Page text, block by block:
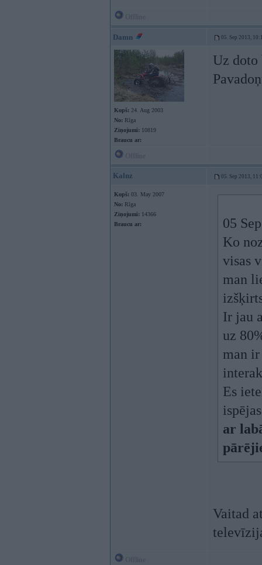
Damn 05. Sep 2013,
Kopš: 24. Aug 2003
No: Rīga
Ziņojumi: 10819
Braucu ar:
Uz doto
Kalnz 05. Sep 2013,
Kopš: 03. May 2007
No: Rīga
Ziņojumi: 14366
Braucu ar:
05
Ko
visas
man
Ir jau
uz
man
Es
ar
Vaitad